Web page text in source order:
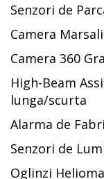
Senzori de
Camera
Camera 360
High-Beam
lunga/scurta
Alarma de
Senzori de
Oglinzi